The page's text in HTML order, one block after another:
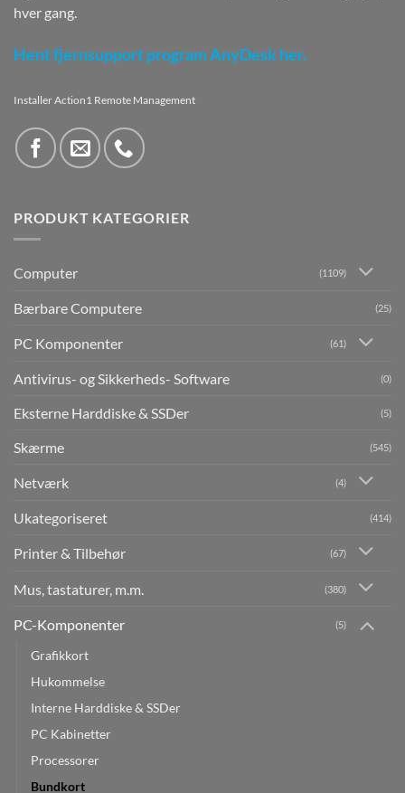
hver gang.
Hent fjernsupport program AnyDesk her.
Installer Action1 Remote Management
PRODUKT KATEGORIER
Computer (1109)
Bærbare Computere (25)
PC Komponenter (61)
Antivirus- og Sikkerheds- Software (0)
Eksterne Harddiske & SSDer (5)
Skærme (545)
Netværk (4)
Ukategoriseret (414)
Printer & Tilbehør (67)
Mus, tastaturer, m.m. (380)
PC-Komponenter (5)
Grafikkort
Hukommelse
Interne Harddiske & SSDer
PC Kabinetter
Processorer
Bundkort